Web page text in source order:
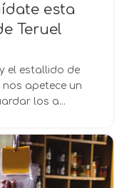
esta
Teruel
el estallido de
apetece un
los a...